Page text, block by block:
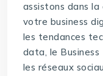
assistons dans
votre business
les tendances
data, le Business
les réseaux